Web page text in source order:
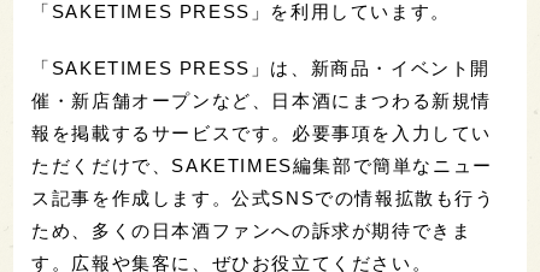
「SAKETIMES PRESS」を利用しています。
「SAKETIMES PRESS」は、新商品・イベント開
催・新店舗オープンなど、日本酒にまつわる新規情
報を掲載するサービスです。必要事項を入力してい
ただくだけで、SAKETIMES編集部で簡単なニュー
ス記事を作成します。公式SNSでの情報拡散も行う
ため、多くの日本酒ファンへの訴求が期待できま
す。広報や集客に、ぜひお役立てください。